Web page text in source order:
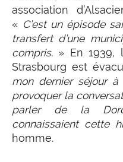
association
« C’est un épisode
transfert d’une
compris. » En 1939,
Strasbourg est
mon dernier séjour à
provoquer la
parler de la
connaissaient cette
homme.